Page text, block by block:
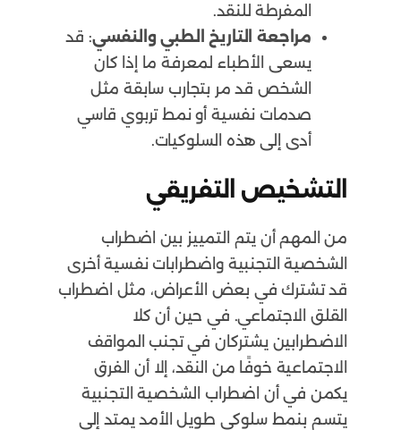
المفرطة للنقد.
مراجعة التاريخ الطبي والنفسي: قد
يسعى الأطباء لمعرفة ما إذا كان
الشخص قد مر بتجارب سابقة مثل
صدمات نفسية أو نمط تربوي قاسي
أدى إلى هذه السلوكيات.
التشخيص التفريقي
من المهم أن يتم التمييز بين اضطراب
الشخصية التجنبية واضطرابات نفسية أخرى
قد تشترك في بعض الأعراض، مثل اضطراب
القلق الاجتماعي. في حين أن كلا
الاضطرابين يشتركان في تجنب المواقف
الاجتماعية خوفًا من النقد، إلا أن الفرق
يكمن في أن اضطراب الشخصية التجنبية
يتسم بنمط سلوكي طويل الأمد يمتد إلى